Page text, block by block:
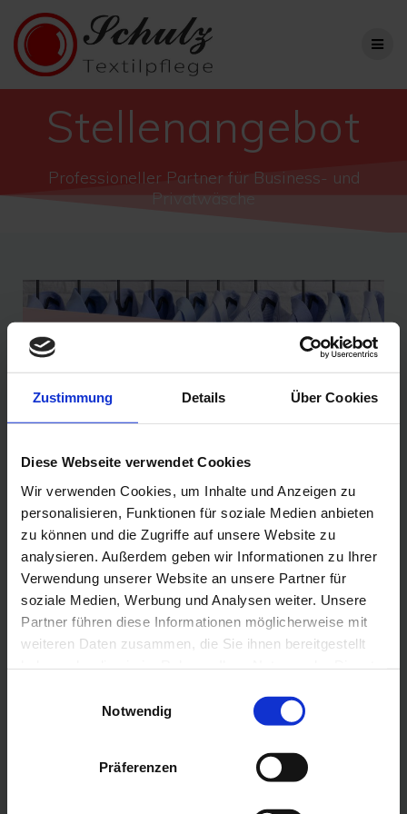
Zustimmung Details Über Cookies
Diese Webseite verwendet Cookies
Wir verwenden Cookies, um Inhalte und Anzeigen zu
personalisieren, Funktionen für soziale Medien anbieten
zu können und die Zugriffe auf unsere Website zu
analysieren. Außerdem geben wir Informationen zu Ihrer
Verwendung unserer Website an unsere Partner für
soziale Medien, Werbung und Analysen weiter. Unsere
Partner führen diese Informationen möglicherweise mit
weiteren Daten zusammen, die Sie ihnen bereitgestellt
Notwendig
Präferenzen
Stellenangebot
Professioneller Partner für Business- und
Privatwäsche